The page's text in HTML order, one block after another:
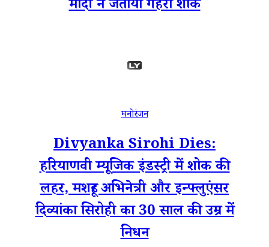
मोदी ने जताया गहरा शोक
मनोरंजन
Divyanka Sirohi Dies:
हरियाणवी म्यूजिक इंडस्ट्री में शोक की
लहर, मशहूर अभिनेत्री और इन्फ्लुएंसर
दिव्यांका सिरोही का 30 साल की उम्र में
निधन